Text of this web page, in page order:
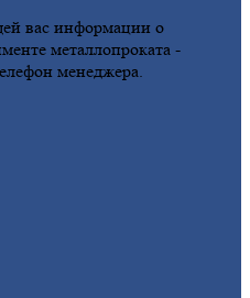
вас информации о
металлопроката -
менеджера.